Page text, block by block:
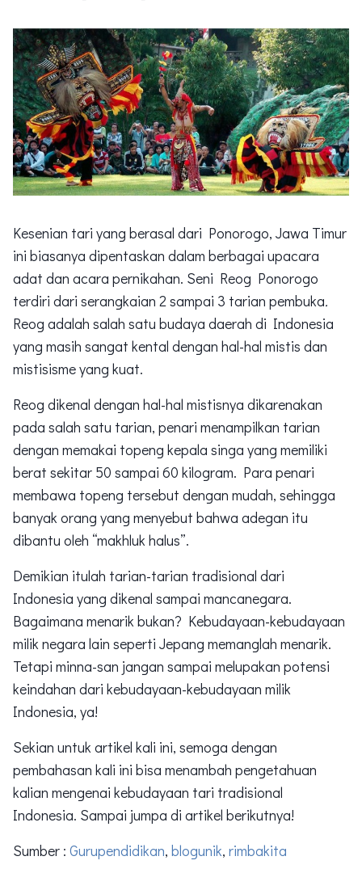
Kesenian tari yang berasal dari Ponorogo, Jawa Timur
ini biasanya dipentaskan dalam berbagai upacara
adat dan acara pernikahan. Seni Reog Ponorogo
terdiri dari serangkaian 2 sampai 3 tarian pembuka.
Reog adalah salah satu budaya daerah di Indonesia
yang masih sangat kental dengan hal-hal mistis dan
mistisisme yang kuat.
Reog dikenal dengan hal-hal mistisnya dikarenakan
pada salah satu tarian, penari menampilkan tarian
dengan memakai topeng kepala singa yang memiliki
berat sekitar 50 sampai 60 kilogram. Para penari
membawa topeng tersebut dengan mudah, sehingga
banyak orang yang menyebut bahwa adegan itu
dibantu oleh “makhluk halus”.
Demikian itulah tarian-tarian tradisional dari
Indonesia yang dikenal sampai mancanegara.
Bagaimana menarik bukan? Kebudayaan-kebudayaan
milik negara lain seperti Jepang memanglah menarik.
Tetapi minna-san jangan sampai melupakan potensi
keindahan dari kebudayaan-kebudayaan milik
Indonesia, ya!
Sekian untuk artikel kali ini, semoga dengan
pembahasan kali ini bisa menambah pengetahuan
kalian mengenai kebudayaan tari tradisional
Indonesia. Sampai jumpa di artikel berikutnya!
Sumber : Gurupendidikan, blogunik, rimbakita